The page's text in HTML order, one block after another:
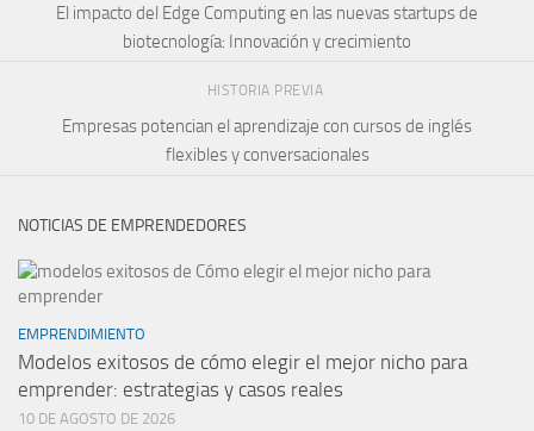
El impacto del Edge Computing en las nuevas startups de
biotecnología: Innovación y crecimiento
HISTORIA PREVIA
Empresas potencian el aprendizaje con cursos de inglés
flexibles y conversacionales
NOTICIAS DE EMPRENDEDORES
EMPRENDIMIENTO
Modelos exitosos de cómo elegir el mejor nicho para
emprender: estrategias y casos reales
10 DE AGOSTO DE 2026